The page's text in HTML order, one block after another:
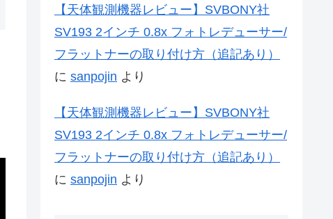
【天体観測機器レビュー】SVBONY社
SV193 2インチ 0.8x フォトレデューサー/
フラットナーの取り付け方（追記あり）
に sanpojin より
【天体観測機器レビュー】SVBONY社
SV193 2インチ 0.8x フォトレデューサー/
フラットナーの取り付け方（追記あり）
に sanpojin より